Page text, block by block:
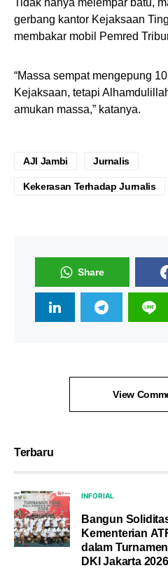
Tidak hanya melempar batu,
gerbang kantor Kejaksaan
membakar mobil Pemred
“Massa sempat mengepung
Kejaksaan, tetapi
amukan massa,” katanya.
AJI Jambi Jurnalis
Kekerasan Terhadap Jurnalis
Share
View
Terbaru
INFORIAL
Bangun
Kementerian
dalam
DKI Jakarta 2026